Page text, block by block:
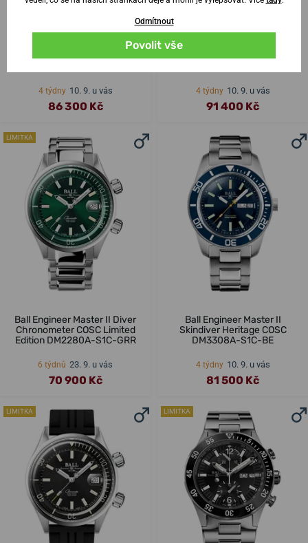
Ball Engineer Hydrocarbon
Submarine Warfare COSC
4 týdny 10. 9. u vás
86 300 Kč
Ball Roadmaster Ocean
Explorer (41mm) COSC Limited
4 týdny 10. 9. u vás
91 400 Kč
LIMITKA
Ball Engineer Master II Diver
Chronometer COSC Limited
Edition DM2280A-S1C-GRR
6 týdnů 23. 9. u vás
70 900 Kč
Ball Engineer Master II
Skindiver Heritage COSC
DM3308A-S1C-BE
4 týdny 10. 9. u vás
81 500 Kč
LIMITKA LIMITKA
Odmítnout
Povolit vše